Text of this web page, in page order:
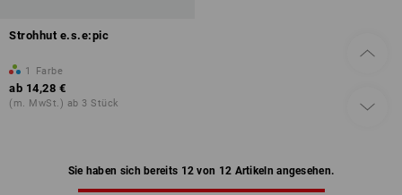
Strohhut e.s.e:pic
1 Farbe
ab 14,28 €
(m. MwSt.) ab 3 Stück
Sie haben sich bereits 12 von 12 Artikeln angesehen.